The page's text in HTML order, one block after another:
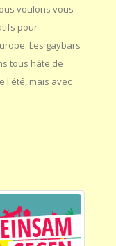
voulons vous
pour
Les gaybars
tous hâte de
l'été, mais avec